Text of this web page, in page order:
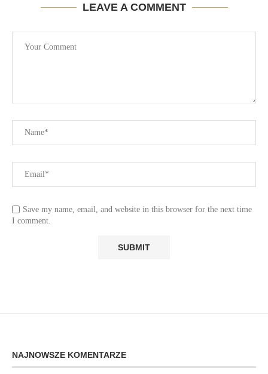
LEAVE A COMMENT
Save my name, email, and website in this browser for the next time
I comment.
NAJNOWSZE KOMENTARZE